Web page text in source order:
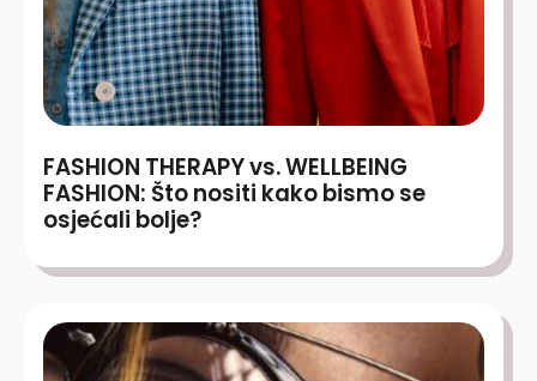
FASHION THERAPY vs. WELLBEING
FASHION: Što nositi kako bismo se
osjećali bolje?